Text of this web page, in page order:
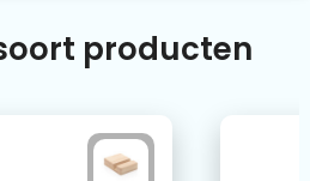
producten